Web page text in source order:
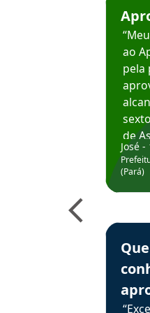
ao
pela
de
Hoje
José
(Pará)